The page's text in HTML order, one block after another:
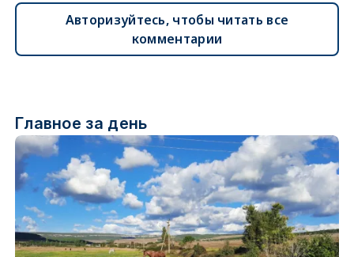
Авторизуйтесь, чтобы читать все
комментарии
Главное за день